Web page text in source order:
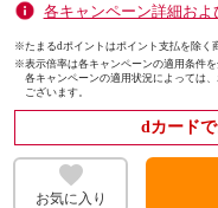
各キャンペーン詳細お
※たまるdポイントはポイント支払を除く
※表示倍率は各キャンペーンの適用条件
各キャンペーンの適用状況によっては
ございます。
dカード
お気に入り